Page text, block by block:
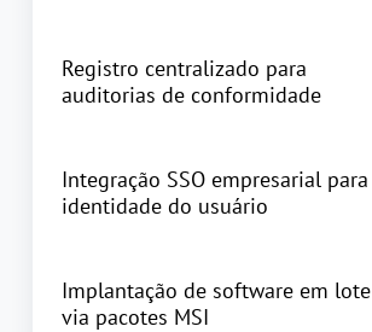
Registro centralizado para
auditorias de conformidade
Integração SSO empresarial para
identidade do usuário
Implantação de software em lote
via pacotes MSI